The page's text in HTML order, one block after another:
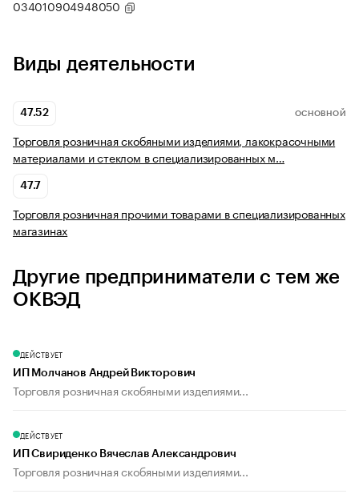
034010904948050
Виды деятельности
47.52 ОСНОВНОЙ
Торговля розничная скобяными изделиями, лакокрасочными
материалами и стеклом в специализированных м…
47.7
Торговля розничная прочими товарами в специализированных
магазинах
Другие предприниматели с тем же
ОКВЭД
ДЕЙСТВУЕТ
ИП Молчанов Андрей Викторович
Торговля розничная скобяными изделиями...
ДЕЙСТВУЕТ
ИП Свириденко Вячеслав Александрович
Торговля розничная скобяными изделиями...